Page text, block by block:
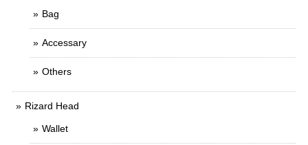
Bag
Accessary
Others
Rizard Head
Wallet